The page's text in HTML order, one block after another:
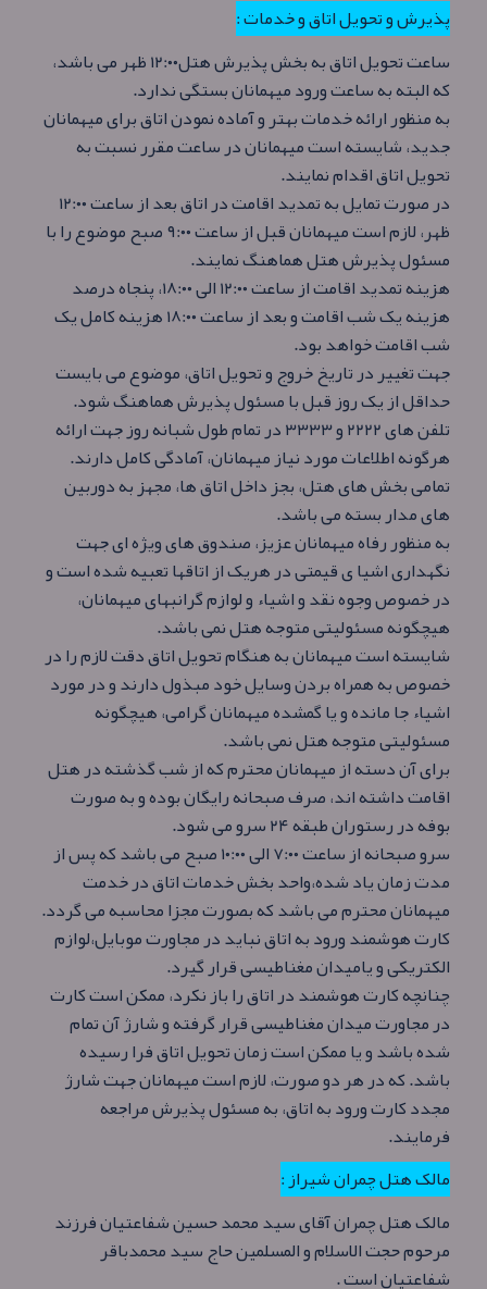
پذیرش و تحویل اتاق و خدمات :
ساعت تحویل اتاق به بخش پذیرش هتل۱۲:۰۰ ظهر می باشد،
که البته به ساعت ورود میهمانان بستگی ندارد.
به منظور ارائه خدمات بهتر و آماده نمودن اتاق برای میهمانان
جدید، شایسته است میهمانان در ساعت مقرر نسبت به
تحویل اتاق اقدام نمایند.
در صورت تمایل به تمدید اقامت در اتاق بعد از ساعت ۱۲:۰۰
ظهر، لازم است میهمانان قبل از ساعت ۹:۰۰ صبح موضوع را با
مسئول پذیرش هتل هماهنگ نمایند.
هزینه تمدید اقامت از ساعت ۱۲:۰۰ الی ۱۸:۰۰، پنجاه درصد
هزینه یک شب اقامت و بعد از ساعت ۱۸:۰۰ هزینه کامل یک
شب اقامت خواهد بود.
جهت تغییر در تاریخ خروج و تحویل اتاق، موضوع می بایست
حداقل از یک روز قبل با مسئول پذیرش هماهنگ شود.
تلفن های ۲۲۲۲ و ۳۳۳۳ در تمام طول شبانه روز جهت ارائه
هرگونه اطلاعات مورد نیاز میهمانان، آمادگی کامل دارند.
تمامی بخش های هتل، بجز داخل اتاق ها، مجهز به دوربین
های مدار بسته می باشد.
به منظور رفاه میهمانان عزیز، صندوق های ویژه ای جهت
نگهداری اشیا ی قیمتی در هریک از اتاقها تعبیه شده است و
در خصوص وجوه نقد و اشیاء و لوازم گرانبهای میهمانان،
هیچگونه مسئولیتی متوجه هتل نمی باشد.
شایسته است میهمانان به هنگام تحویل اتاق دقت لازم را در
خصوص به همراه بردن وسایل خود مبذول دارند و در مورد
اشیاء جا مانده و یا گمشده میهمانان گرامی، هیچگونه
مسئولیتی متوجه هتل نمی باشد.
برای آن دسته از میهمانان محترم که از شب گذشته در هتل
اقامت داشته اند، صرف صبحانه رایگان بوده و به صورت
بوفه در رستوران طبقه ۲۴ سرو می شود.
سرو صبحانه از ساعت ۷:۰۰ الی ۱۰:۰۰ صبح می باشد که پس از
مدت زمان یاد شده،واحد بخش خدمات اتاق در خدمت
میهمانان محترم می باشد که بصورت مجزا محاسبه می گردد.
کارت هوشمند ورود به اتاق نباید در مجاورت موبایل،لوازم
الکتریکی و یامیدان مغناطیسی قرار گیرد.
چنانچه کارت هوشمند در اتاق را باز نکرد، ممکن است کارت
در مجاورت میدان مغناطیسی قرار گرفته و شارژ آن تمام
شده باشد و یا ممکن است زمان تحویل اتاق فرا رسیده
باشد. که در هر دو صورت، لازم است میهمانان جهت شارژ
مجدد کارت ورود به اتاق، به مسئول پذیرش مراجعه
فرمایند.
مالک هتل چمران شیراز :
مالک هتل چمران آقای سید محمد حسین شفاعتیان فرزند
مرحوم حجت الاسلام و المسلمین حاج سید محمدباقر
شفاعتیان است .